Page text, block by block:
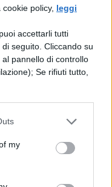
policy, leggi
accettarli tutti
seguito. Cliccando su
pannello di controllo
Se rifiuti tutto,
my
il sud
14.123 lodi
del
taglio ai
UNIVERSITÀ
Rita Levi
54 vincitori
e ricerca